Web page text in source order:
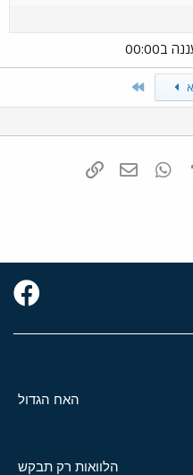
Tumblr
WhatsAppדואר אלקטרוני
האח הגדול
הלוואות רק תבקש